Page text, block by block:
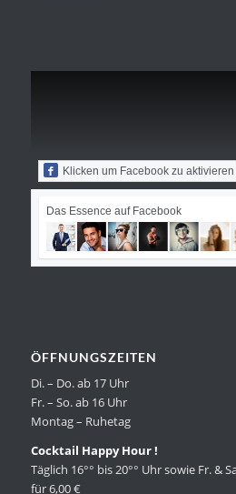
Klicken um Facebook zu aktivieren
Das Essence auf Facebook
ÖFFNUNGSZEITEN
Di. – Do. ab 17 Uhr
Fr. – So. ab 16 Uhr
Montag – Ruhetag
Cocktail Happy Hour !
Täglich 16°° bis 20°° Uhr sowie Fr. &
für 6,00 €